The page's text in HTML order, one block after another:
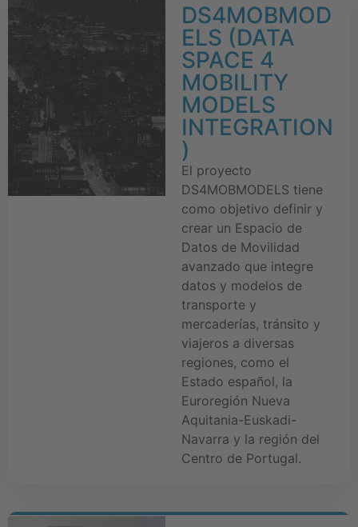
DS4MOBMOD
ELS (DATA
SPACE 4
MOBILITY
MODELS
INTEGRATION
)
El proyecto
DS4MOBMODELS tiene
como objetivo definir y
crear un Espacio de
Datos de Movilidad
avanzado que integre
datos y modelos de
transporte y
mercaderías, tránsito y
viajeros a diversas
regiones, como el
Estado español, la
Euroregión Nueva
Aquitania-Euskadi-
Navarra y la región del
Centro de Portugal.